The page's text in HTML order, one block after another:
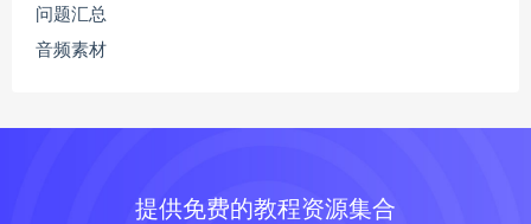
问题汇总
音频素材
提供免费的教程资源集合